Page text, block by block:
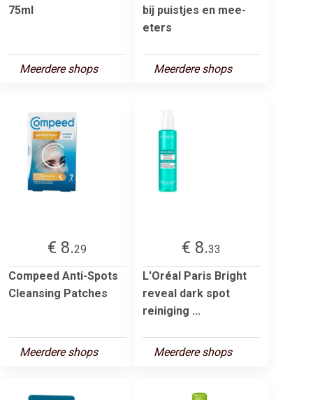
75ml
Meerdere shops
bij puistjes en mee-
eters
Meerdere shops
€ 8.29
Compeed Anti-Spots
Cleansing Patches
Meerdere shops
€ 8.33
L'Oréal Paris Bright
reveal dark spot
reiniging ...
Meerdere shops